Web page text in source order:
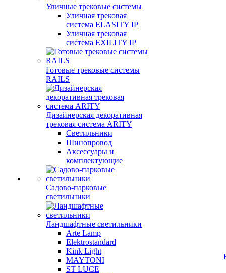
Уличные трековые системы
Уличная трековая
система ELASITY IP
Уличная трековая
система EXILITY IP
Готовые трековые системы
RAILS
Дизайнерская декоративная
трековая система ARITY
Светильники
Шинопровод
Аксессуары и
комплектующие
Садово-парковые
светильники
Ландшафтные светильники
Arte Lamp
Elektrostandard
Kink Light
MAYTONI
ST LUCE